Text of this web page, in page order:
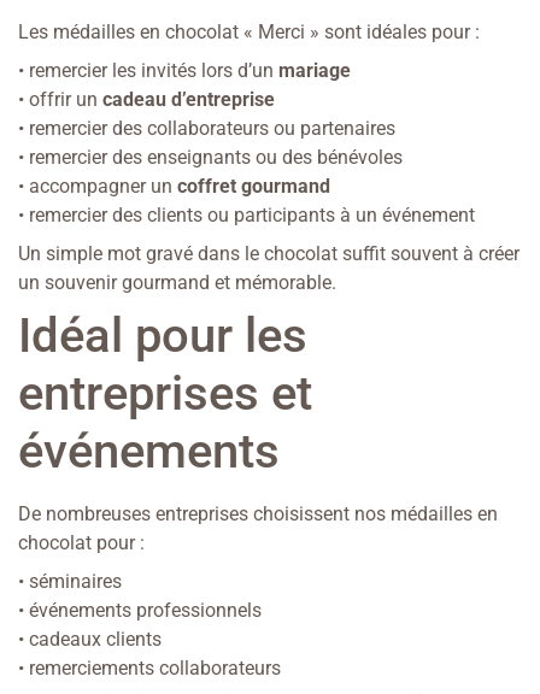
Les médailles en chocolat « Merci » sont idéales pour :
• remercier les invités lors d’un mariage
• offrir un cadeau d’entreprise
• remercier des collaborateurs ou partenaires
• remercier des enseignants ou des bénévoles
• accompagner un coffret gourmand
• remercier des clients ou participants à un événement
Un simple mot gravé dans le chocolat suffit souvent à créer
un souvenir gourmand et mémorable.
Idéal pour les
entreprises et
événements
De nombreuses entreprises choisissent nos médailles en
chocolat pour :
• séminaires
• événements professionnels
• cadeaux clients
• remerciements collaborateurs